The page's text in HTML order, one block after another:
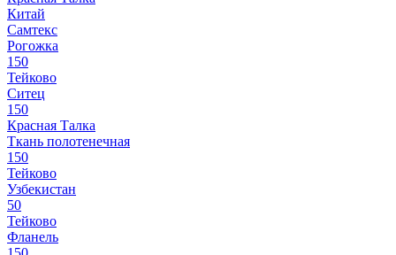
Китай
Самтекс
Рогожка
150
Тейково
Ситец
150
Красная Талка
Ткань полотенечная
150
Тейково
Узбекистан
50
Тейково
Фланель